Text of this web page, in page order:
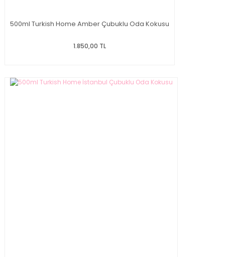
500ml Turkish Home Amber Çubuklu Oda Kokusu
1.850,00 TL